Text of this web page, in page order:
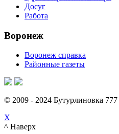
Досуг
Работа
Воронеж
Воронеж справка
Районные газеты
© 2009 - 2024 Бутурлиновка 777
X
^ Наверх